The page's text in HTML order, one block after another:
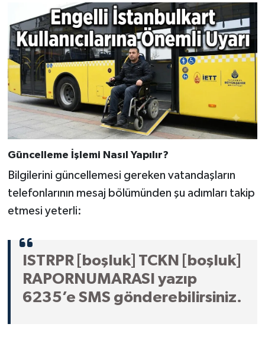
Güncelleme İşlemi Nasıl Yapılır?
Bilgilerini güncellemesi gereken vatandaşların
telefonlarının mesaj bölümünden şu adımları takip
etmesi yeterli:
ISTRPR [boşluk] TCKN [boşluk]
RAPORNUMARASI yazıp
6235’e SMS gönderebilirsiniz.